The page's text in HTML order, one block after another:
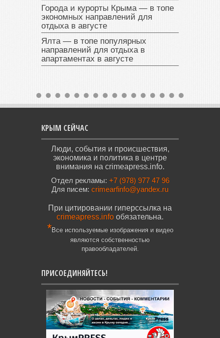
Города и курорты Крыма — в топе
экономных направлений для
отдыха в августе
Ялта — в топе популярных
направлений для отдыха в
апартаментах в августе
КРЫМ СЕЙЧАС
Люди, события и происшествия,
экономика и политика в центре
внимания на crimeapress.info.
Отдел рекламы: +7 (978) 977 47 96
Для писем: crimearfinfo@yandex.ru
При цитировании гиперссылка на
crimeapress.info обязательна.
*Все используемые изображения и видео
являются собственностью
правообладателей.
ПРИСОЕДИНЯЙТЕСЬ!